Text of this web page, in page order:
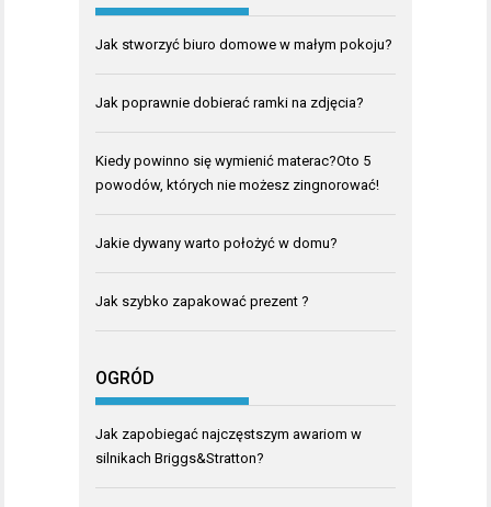
Jak stworzyć biuro domowe w małym pokoju?
Jak poprawnie dobierać ramki na zdjęcia?
Kiedy powinno się wymienić materac?Oto 5
powodów, których nie możesz zingnorować!
Jakie dywany warto położyć w domu?
Jak szybko zapakować prezent ?
OGRÓD
Jak zapobiegać najczęstszym awariom w
silnikach Briggs&Stratton?